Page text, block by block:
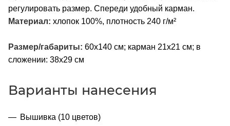
регулировать размер. Спереди удобный карман.
Материал: хлопок 100%, плотность 240 г/м²
Размер/габариты: 60х140 см; карман 21х21 см; в
сложении: 38х29 см
Варианты нанесения
Вышивка (10 цветов)